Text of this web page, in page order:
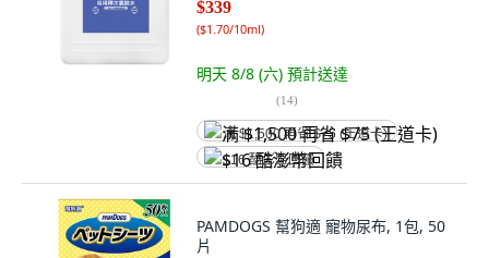
$339
($1.70/10ml)
明天 8/8 (六) 預計送達
(14)
满 $1,500 再省 $75 (王道卡)
$16 酷澎幣回饋
PAMDOGS 幫狗適 寵物尿布, 1包, 50
片